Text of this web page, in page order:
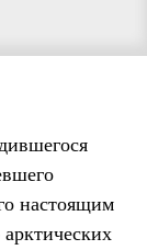
настоящим